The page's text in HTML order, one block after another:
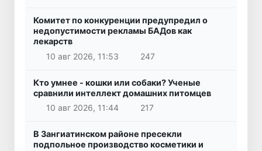
Комитет по конкуренции предупредил о
недопустимости рекламы БАДов как
лекарств
10 авг 2026, 11:53
247
Кто умнее - кошки или собаки? Ученые
сравнили интеллект домашних питомцев
10 авг 2026, 11:44
217
В Зангиатинском районе пресекли
подпольное производство косметики и